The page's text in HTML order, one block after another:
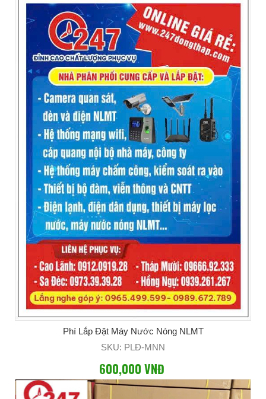
Phí Lắp Đặt Máy Nước Nóng NLMT
SKU: PLĐ-MNN
600,000 VNĐ